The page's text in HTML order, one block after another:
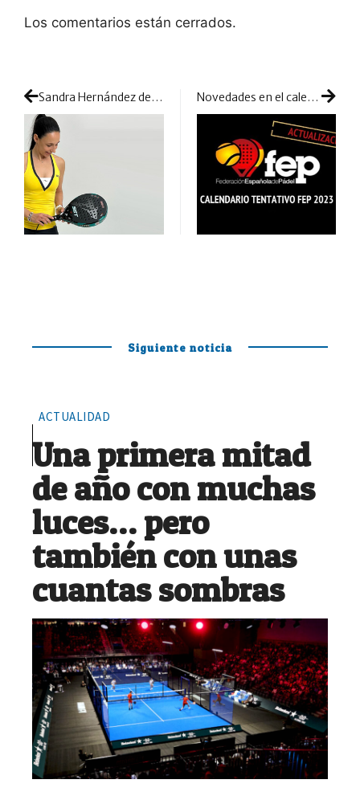
Los comentarios están cerrados.
Sandra Hernández desembarca en SET para aumentar su equipo de profesionales Novedades en el calendario FEP 2023: aparecen nuevas pruebas y cambios de sedes
Siguiente noticia
ACTUALIDAD
Una primera mitad
de año con muchas
luces… pero
también con unas
cuantas sombras